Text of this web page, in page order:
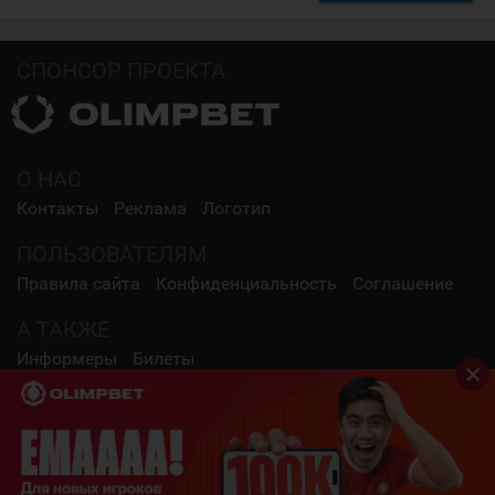
Контакты Реклама Логотип
Правила сайта Конфиденциальность Соглашение
Информеры Билеты
СОЦИАЛЬНЫЕ СЕТИ